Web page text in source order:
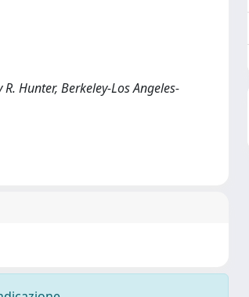
Hunter, Berkeley-Los Angeles-